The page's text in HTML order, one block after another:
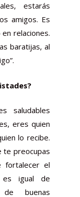
estarás
amigos. Es
relaciones.
baratijas, al
saludables
eres quien
lo recibe.
te preocupas
fortalecer el
es igual de
buenas